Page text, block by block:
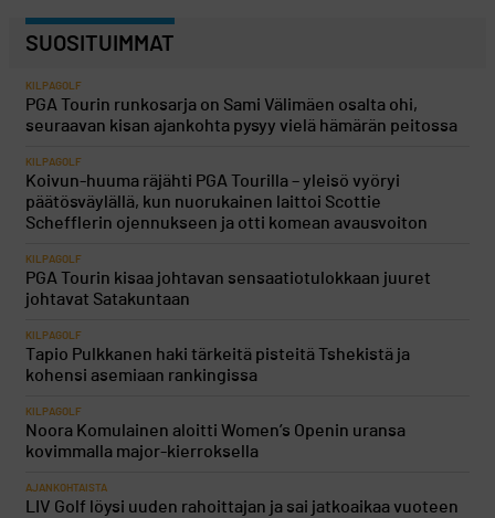
SUOSITUIMMAT
KILPAGOLF
PGA Tourin runkosarja on Sami Välimäen osalta ohi,
seuraavan kisan ajankohta pysyy vielä hämärän peitossa
KILPAGOLF
Koivun-huuma räjähti PGA Tourilla – yleisö vyöryi
päätösväylällä, kun nuorukainen laittoi Scottie
Schefflerin ojennukseen ja otti komean avausvoiton
KILPAGOLF
PGA Tourin kisaa johtavan sensaatiotulokkaan juuret
johtavat Satakuntaan
KILPAGOLF
Tapio Pulkkanen haki tärkeitä pisteitä Tshekistä ja
kohensi asemiaan rankingissa
KILPAGOLF
Noora Komulainen aloitti Women’s Openin uransa
kovimmalla major-kierroksella
AJANKOHTAISTA
LIV Golf löysi uuden rahoittajan ja sai jatkoaikaa vuoteen